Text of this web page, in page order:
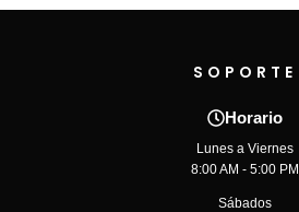
SOPORTE
Horario
Lunes a Viernes
8:00 AM - 5:00 PM
Sábados